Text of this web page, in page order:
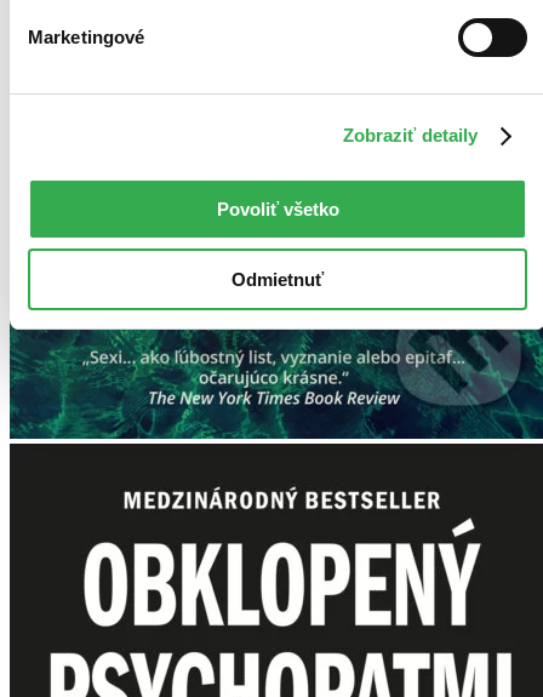
Marketingové
Zobraziť detaily
Povoliť všetko
Odmietnuť